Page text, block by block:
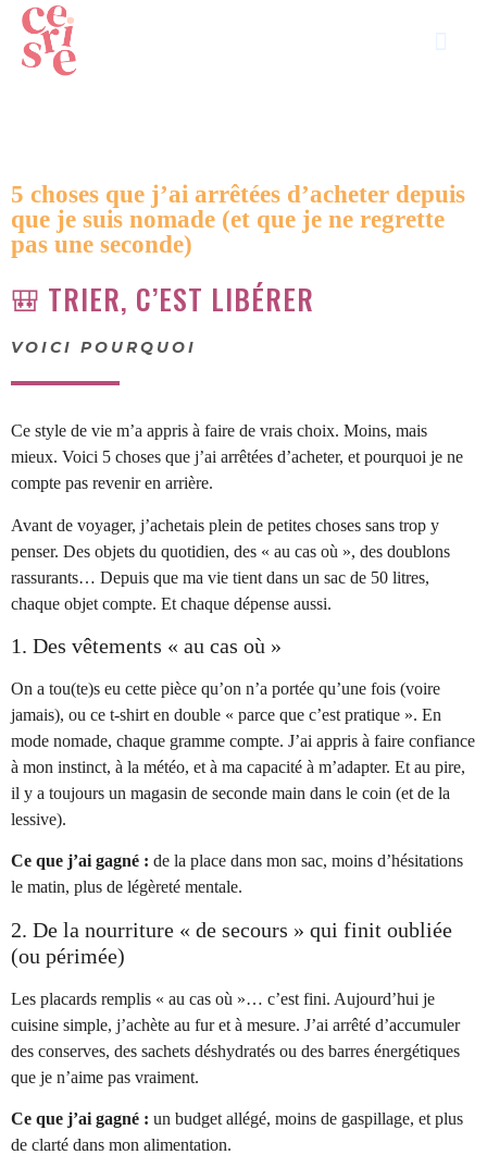
5 choses que j’ai arrêtées d’acheter depuis
que je suis nomade (et que je ne regrette
pas une seconde)
🎒 TRIER, C’EST LIBÉRER
VOICI POURQUOI
Ce style de vie m’a appris à faire de vrais choix. Moins, mais
mieux. Voici 5 choses que j’ai arrêtées d’acheter, et pourquoi je ne
compte pas revenir en arrière.
Avant de voyager, j’achetais plein de petites choses sans trop y
penser. Des objets du quotidien, des « au cas où », des doublons
rassurants… Depuis que ma vie tient dans un sac de 50 litres,
chaque objet compte. Et chaque dépense aussi.
1. Des vêtements « au cas où »
On a tou(te)s eu cette pièce qu’on n’a portée qu’une fois (voire
jamais), ou ce t-shirt en double « parce que c’est pratique ». En
mode nomade, chaque gramme compte. J’ai appris à faire confiance
à mon instinct, à la météo, et à ma capacité à m’adapter. Et au pire,
il y a toujours un magasin de seconde main dans le coin (et de la
lessive).
Ce que j’ai gagné : de la place dans mon sac, moins d’hésitations
le matin, plus de légèreté mentale.
2. De la nourriture « de secours » qui finit oubliée
(ou périmée)
Les placards remplis « au cas où »… c’est fini. Aujourd’hui je
cuisine simple, j’achète au fur et à mesure. J’ai arrêté d’accumuler
des conserves, des sachets déshydratés ou des barres énergétiques
que je n’aime pas vraiment.
Ce que j’ai gagné : un budget allégé, moins de gaspillage, et plus
de clarté dans mon alimentation.